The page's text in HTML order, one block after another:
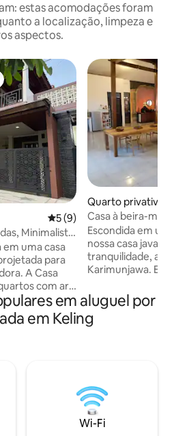
estas acomodações foram
a localização, limpeza e
aspectos.
5 de uma avaliação média
5 (9)
Minimalista
uma casa
para
A Casa
com ar-
com mesas e
O interior
móveis
tarde.
de postos
Quarto privativo ⋅
n Jepara
Casa à beira-mar
complexo
Escondida em
nossa casa
tranquilidade, a
Karimunjawa.
somos
canadenses em
+ banheiro
Fi rápido,
24h. Adequado
Café/chá grátis.
em aluguel por
em Keling
Wi-Fi